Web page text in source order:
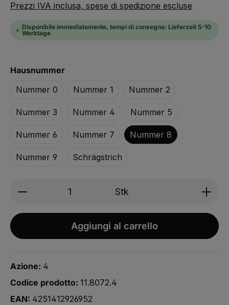
Prezzi IVA inclusa, spese di spedizione escluse
Disponibile immediatamente, tempi di consegna: Lieferzeit 5-10
Werktage
Seleziona
Hausnummer
Nummer 0
Nummer 1 Nummer 2
Nummer 3 Nummer 4 Nummer 5
Nummer 6 Nummer 7 Nummer 8
Nummer 9 Schrägstrich
Produkt Anzahl: Gib den
Stk
Aggiungi al carrello
Azione: 4
Codice prodotto: 11.8072.4
EAN: 4251412926952